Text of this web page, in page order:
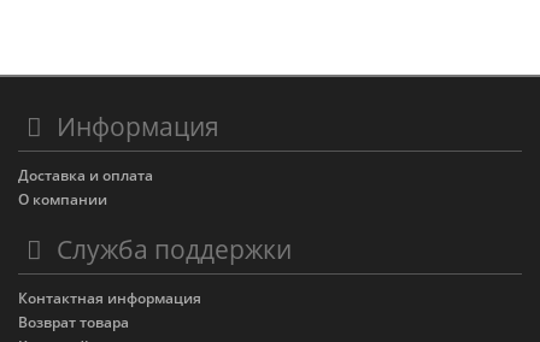
Информация
Доставка и оплата
О компании
Служба поддержки
Контактная информация
Возврат товара